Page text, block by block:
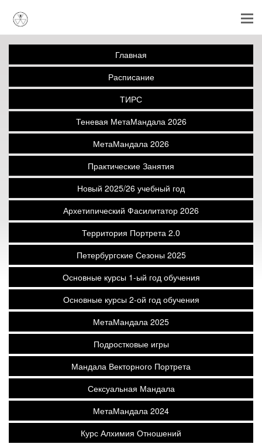
Главная
Расписание
ТИРС
Теневая МетаМандала 2026
МетаМандала 2026
Практические Занятия
Новый 2025/26 учебный год
Архетипический Фасилитатор 2026
Территория Портрета 2.0
Петербургские Сезоны 2025
Основные курсы 1-ый год обучения
Основные курсы 2-ой год обучения
МетаМандала 2025
Подростковые игры
Мандала Векторного Портрета
Сексуальная Мандала
МетаМандала 2024
Курс Алхимия Отношений